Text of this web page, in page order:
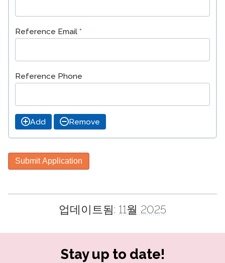
Reference Email *
Reference Phone
Add Remove
Submit Application
업데이트됨: 11월 2025
Stay up to date!